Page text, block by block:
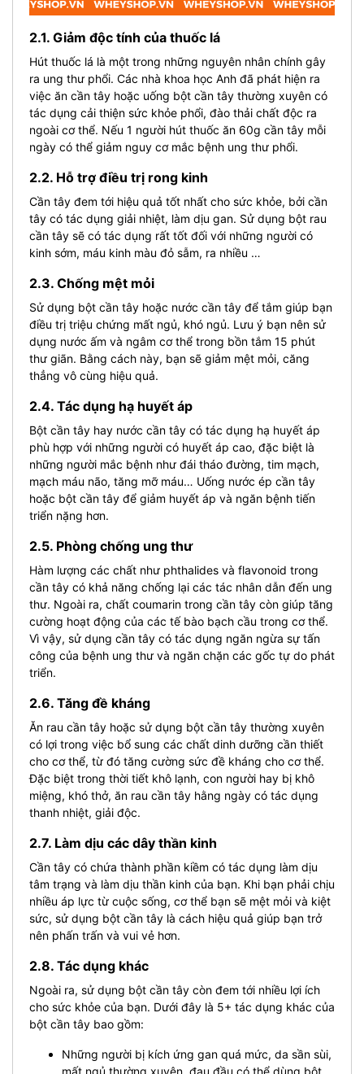
2.1. Giảm độc tính của thuốc lá
Hút thuốc lá là một trong những nguyên nhân chính gây
ra ung thư phổi. Các nhà khoa học Anh đã phát hiện ra
việc ăn cần tây hoặc uống bột cần tây thường xuyên có
tác dụng cải thiện sức khỏe phổi, đào thải chất độc ra
ngoài cơ thể. Nếu 1 người hút thuốc ăn 60g cần tây mỗi
ngày có thể giảm nguy cơ mắc bệnh ung thư phổi.
2.2. Hỗ trợ điều trị rong kinh
Cần tây đem tới hiệu quả tốt nhất cho sức khỏe, bởi cần
tây có tác dụng giải nhiệt, làm dịu gan. Sử dụng bột rau
cần tây sẽ có tác dụng rất tốt đối với những người có
kinh sớm, máu kinh màu đỏ sẫm, ra nhiều …
2.3. Chống mệt mỏi
Sử dụng bột cần tây hoặc nước cần tây để tắm giúp bạn
điều trị triệu chứng mất ngủ, khó ngủ. Lưu ý bạn nên sử
dụng nước ấm và ngâm cơ thể trong bồn tắm 15 phút
thư giãn. Bằng cách này, bạn sẽ giảm mệt mỏi, căng
thẳng vô cùng hiệu quả.
2.4. Tác dụng hạ huyết áp
Bột cần tây hay nước cần tây có tác dụng hạ huyết áp
phù hợp với những người có huyết áp cao, đặc biệt là
những người mắc bệnh như đái tháo đường, tim mạch,
mạch máu não, tăng mỡ máu… Uống nước ép cần tây
hoặc bột cần tây để giảm huyết áp và ngăn bệnh tiến
triển nặng hơn.
2.5. Phòng chống ung thư
Hàm lượng các chất như phthalides và flavonoid trong
cần tây có khả năng chống lại các tác nhân dẫn đến ung
thư. Ngoài ra, chất coumarin trong cần tây còn giúp tăng
cường hoạt động của các tế bào bạch cầu trong cơ thể.
Vì vậy, sử dụng cần tây có tác dụng ngăn ngừa sự tấn
công của bệnh ung thư và ngăn chặn các gốc tự do phát
triển.
2.6. Tăng đề kháng
Ăn rau cần tây hoặc sử dụng bột cần tây thường xuyên
có lợi trong việc bổ sung các chất dinh dưỡng cần thiết
cho cơ thể, từ đó tăng cường sức đề kháng cho cơ thể.
Đặc biệt trong thời tiết khô lạnh, con người hay bị khô
miệng, khó thở, ăn rau cần tây hằng ngày có tác dụng
thanh nhiệt, giải độc.
2.7. Làm dịu các dây thần kinh
Cần tây có chứa thành phần kiềm có tác dụng làm dịu
tâm trạng và làm dịu thần kinh của bạn. Khi bạn phải chịu
nhiều áp lực từ cuộc sống, cơ thể bạn sẽ mệt mỏi và kiệt
sức, sử dụng bột cần tây là cách hiệu quả giúp bạn trở
nên phấn trấn và vui vẻ hơn.
2.8. Tác dụng khác
Ngoài ra, sử dụng bột cần tây còn đem tới nhiều lợi ích
cho sức khỏe của bạn. Dưới đây là 5+ tác dụng khác của
bột cần tây bao gồm:
Những người bị kích ứng gan quá mức, da sần sùi,
mất ngủ thường xuyên, đau đầu có thể dùng bột